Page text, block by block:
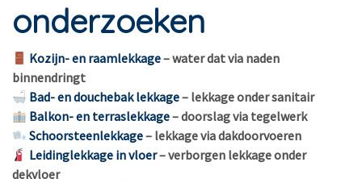
onderzoeken
Kozijn- en raamlekkage– water dat via naden
binnendringt
Bad- en douchebak lekkage– lekkage onder sanitair
Balkon- en terraslekkage– doorslag via tegelwerk
Schoorsteenlekkage– lekkage via dakdoorvoeren
Leidinglekkage in vloer– verborgen lekkage onder
dekvloer